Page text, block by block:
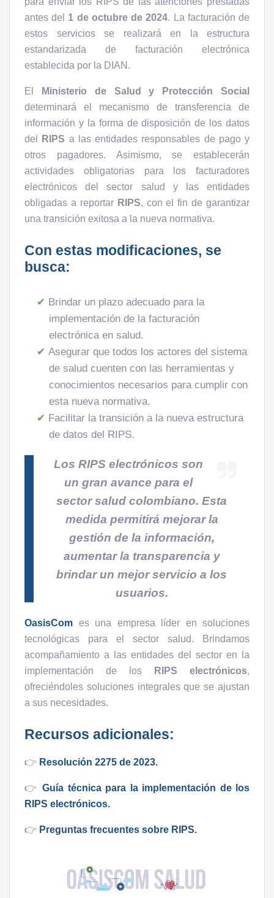
antes del 1 de octubre de 2024. La facturación de
estos servicios se realizará en la estructura
estandarizada de facturación electrónica
establecida por la DIAN.
El
Ministerio de Salud y Protección Social
determinará el mecanismo de transferencia de
información y la forma de disposición de los datos
del
RIPS a las entidades responsables de pago y
otros pagadores. Asimismo, se establecerán
actividades obligatorias para los facturadores
electrónicos del sector salud y las entidades
obligadas a reportar RIPS, con el fin de garantizar
una transición exitosa a la nueva normativa.
Con estas modificaciones, se
busca:
Brindar un plazo adecuado para la
implementación de la facturación
electrónica en salud.
Asegurar que todos los actores del sistema
de salud cuenten con las herramientas y
conocimientos necesarios para cumplir con
esta nueva normativa.
Facilitar la transición a la nueva estructura
de datos del RIPS.
Los RIPS electrónicos son
un gran avance para el
sector salud colombiano. Esta
medida permitirá mejorar la
gestión de la información,
aumentar la transparencia y
brindar un mejor servicio a los
usuarios.
OasisCom es una empresa líder en soluciones
tecnológicas para el sector salud. Brindamos
acompañamiento a las entidades del sector en la
implementación de los
RIPS electrónicos,
ofreciéndoles soluciones integrales que se ajustan
a sus necesidades.
Recursos adicionales:
👉 Resolución 2275 de 2023.
👉 Guía técnica para la implementación de los
RIPS electrónicos.
👉 Preguntas frecuentes sobre RIPS.